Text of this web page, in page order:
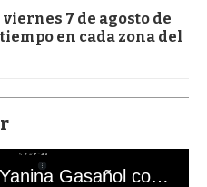
7 de agosto de
en cada zona del
El mal momento de Yanina Gasañol con un hincha argentino en "Subrayado"